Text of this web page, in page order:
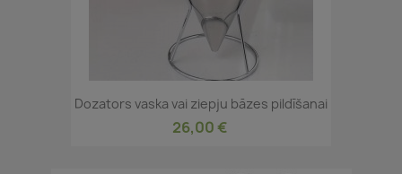
Dozators vaska vai ziepju bāzes pildīšanai
26,00 €